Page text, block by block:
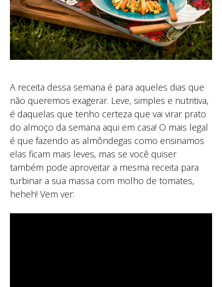
A receita dessa semana é para aqueles dias que
não queremos exagerar. Leve, simples e nutritiva,
é daquelas que tenho certeza que vai virar prato
do almoço da semana aqui em casa! O mais legal
é que fazendo as almôndegas como ensinamos
elas ficam mais leves, mas se você quiser
também pode aproveitar a mesma receita para
turbinar a sua massa com molho de tomates,
heheh! Vem ver: